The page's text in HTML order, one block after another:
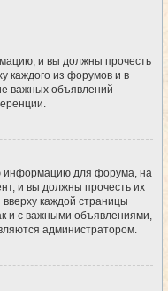
и вы должны прочесть
каждого из форумов и в
важных объявлений
информацию для форума, на
и вы должны прочесть их
каждой страницы
и с важными объявлениями,
администратором.